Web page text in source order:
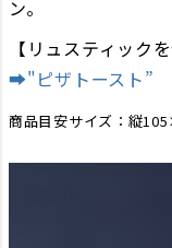
ン。
【リュスティック
➡"ピザトースト”
商品目安サイズ：縦